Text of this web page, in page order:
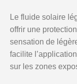
Le fluide solaire
offrir une
sensation de
facilite
sur les zones